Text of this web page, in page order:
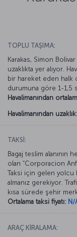
TOPLU TAŞIMA:
Karakas, Simon Bolivar
uzaklıkta yer alıyor.
bir hareket eden halk
durumuna göre 1-1,5
Havalimanından
Havalimanından uzaklık:
TAKSİ:
Bagaj teslim alanının
olan “Corporacion
Taksi için gelen yolcu
almanız gerekiyor.
kısa sürede şehir
Ortalama taksi fiyatı: N/
ARAÇ KİRALAMA: